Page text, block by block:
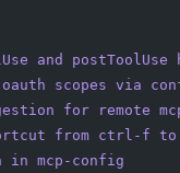
and
scopes via
for remote
from ctrl-f
in mcp-config